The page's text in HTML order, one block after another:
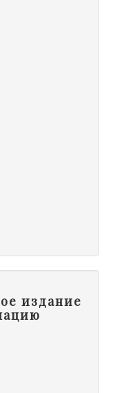
издание